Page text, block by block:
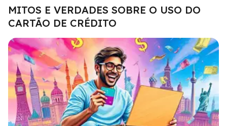
MITOS E VERDADES SOBRE O USO DO
CARTÃO DE CRÉDITO